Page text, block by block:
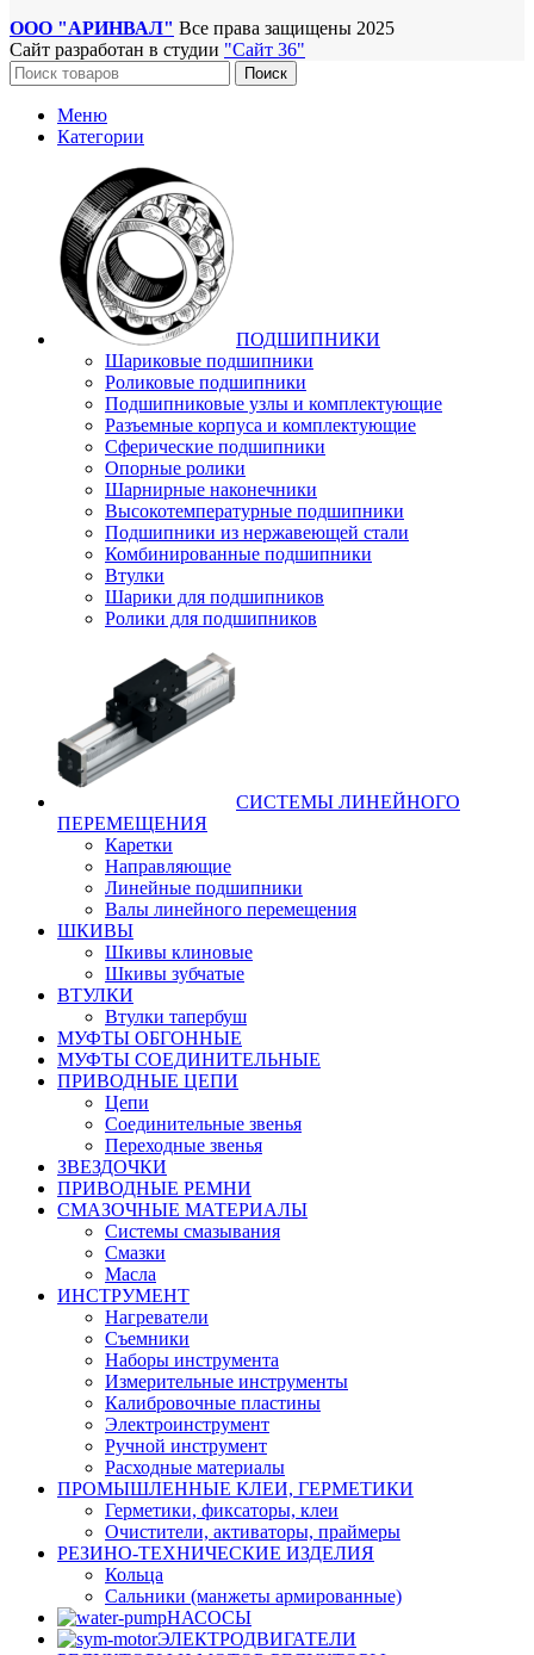
ООО "АРИНВАЛ" Все права защищены 2025
Сайт разработан в студии "Сайт 36"
Поиск
Меню
Категории
ПОДШИПНИКИ
Шариковые подшипники
Роликовые подшипники
Подшипниковые узлы и комплектующие
Разъемные корпуса и комплектующие
Сферические подшипники
Опорные ролики
Шарнирные наконечники
Высокотемпературные подшипники
Подшипники из нержавеющей стали
Комбинированные подшипники
Втулки
Шарики для подшипников
Ролики для подшипников
СИСТЕМЫ ЛИНЕЙНОГО
ПЕРЕМЕЩЕНИЯ
Каретки
Направляющие
Линейные подшипники
Валы линейного перемещения
ШКИВЫ
Шкивы клиновые
Шкивы зубчатые
ВТУЛКИ
Втулки тапербуш
МУФТЫ ОБГОННЫЕ
МУФТЫ СОЕДИНИТЕЛЬНЫЕ
ПРИВОДНЫЕ ЦЕПИ
Цепи
Соединительные звенья
Переходные звенья
ЗВЕЗДОЧКИ
ПРИВОДНЫЕ РЕМНИ
СМАЗОЧНЫЕ МАТЕРИАЛЫ
Системы смазывания
Смазки
Масла
ИНСТРУМЕНТ
Нагреватели
Съемники
Наборы инструмента
Измерительные инструменты
Калибровочные пластины
Электроинструмент
Ручной инструмент
Расходные материалы
ПРОМЫШЛЕННЫЕ КЛЕИ, ГЕРМЕТИКИ
Герметики, фиксаторы, клеи
Очистители, активаторы, праймеры
РЕЗИНО-ТЕХНИЧЕСКИЕ ИЗДЕЛИЯ
Кольца
Сальники (манжеты армированные)
НАСОСЫ
ЭЛЕКТРОДВИГАТЕЛИ